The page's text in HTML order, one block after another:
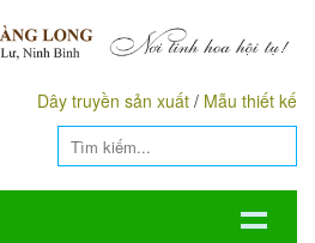
Dây truyền sản xuất / Mẫu thiết kế